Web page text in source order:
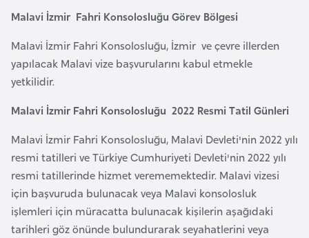
Malavi İzmir Fahri Konsolosluğu Görev Bölgesi
Malavi İzmir Fahri Konsolosluğu, İzmir ve çevre illerden
yapılacak Malavi vize başvurularını kabul etmekle
yetkilidir.
Malavi İzmir Fahri Konsolosluğu 2022 Resmi Tatil Günleri
Malavi İzmir Fahri Konsolosluğu, Malavi Devleti'nin 2022 yılı
resmi tatilleri ve Türkiye Cumhuriyeti Devleti'nin 2022 yılı
resmi tatillerinde hizmet verememektedir. Malavi vizesi
için başvuruda bulunacak veya Malavi konsolosluk
işlemleri için müracatta bulunacak kişilerin aşağıdaki
tarihleri göz önünde bulundurarak seyahatlerini veya
h
e
y
n
a
n
g
l
a
d